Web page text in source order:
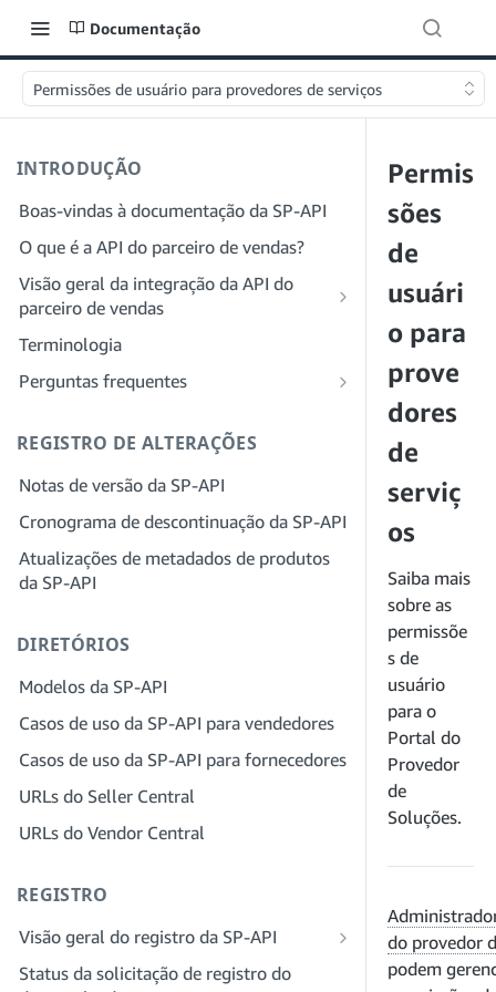
Documentação
Permissões de usuário para provedores de serviços
INTRODUÇÃO
Boas-vindas à documentação da SP-API
O que é a API do parceiro de vendas?
Visão geral da integração da API do
parceiro de vendas
Integração como desenvolvedor
Etapa 3: criar um perfil de
desenvolvedor
Etapa 4: registrar um aplicativo
sandbox
Etapa 5: fazer sua primeira chamada
Etapa 6: configurar o fluxo de trabalho
produção
Etapa 8: chamar a SP-API em produção
Etapa 9: testar seu aplicativo
Etapa 10: listar seu aplicativo
Integração como provedor de serviços
provedor de serviços
Etapa 2: crie uma conta no Portal do
provedor de soluções para sua empresa
Etapa 3: verifique sua identidade
Etapa 4: preencha o perfil de serviços
Etapa 5: inscreva-se para funções no
conta
Etapa 7: conecte-se com vendedores
Etapa 8: liste seu serviço na Rede de
provedores de serviços
Terminologia
Perguntas frequentes
API
provedor de soluções
REGISTRO DE ALTERAÇÕES
Notas de versão da SP-API
Cronograma de descontinuação da SP-API
Atualizações de metadados de produtos
da SP-API
DIRETÓRIOS
Modelos da SP-API
Casos de uso da SP-API para vendedores
Casos de uso da SP-API para fornecedores
URLs do Seller Central
URLs do Vendor Central
REGISTRO
Visão geral do registro da SP-API
Registrar-se como desenvolvedor
Status da solicitação de registro do
Permis
sões
de
usuári
o para
prove
dores
de
serviç
os
Saiba mais
sobre as
permissõe
s de
usuário
para o
Portal do
Provedor
de
Soluções.
do provedor
podem